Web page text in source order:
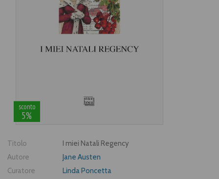
sconto
5%
Titolo
I miei Natali Regency
Autore
Jane Austen
Curatore
Linda Poncetta